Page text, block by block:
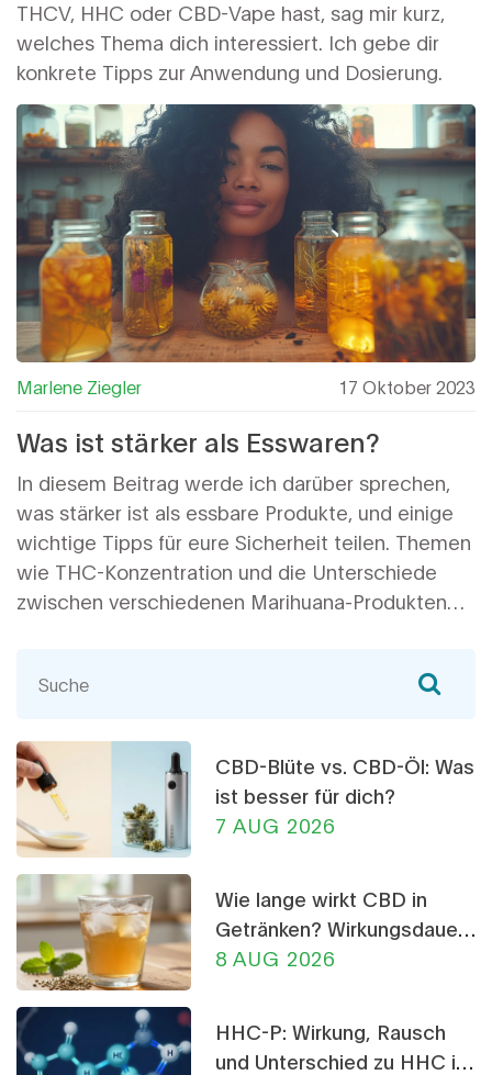
THCV, HHC oder CBD-Vape hast, sag mir kurz,
welches Thema dich interessiert. Ich gebe dir
konkrete Tipps zur Anwendung und Dosierung.
Marlene Ziegler 17 Oktober 2023
Was ist stärker als Esswaren?
In diesem Beitrag werde ich darüber sprechen,
was stärker ist als essbare Produkte, und einige
wichtige Tipps für eure Sicherheit teilen. Themen
wie THC-Konzentration und die Unterschiede
zwischen verschiedenen Marihuana-Produkten
essbare Produkte. Ich freue mich darauf, dieses
CBD-Blüte vs. CBD-Öl: Was
ist besser für dich?
7 AUG 2026
Wie lange wirkt CBD in
Getränken? Wirkungsdauer,
Tipps & Dosierung
8 AUG 2026
HHC-P: Wirkung, Rausch
und Unterschied zu HHC im